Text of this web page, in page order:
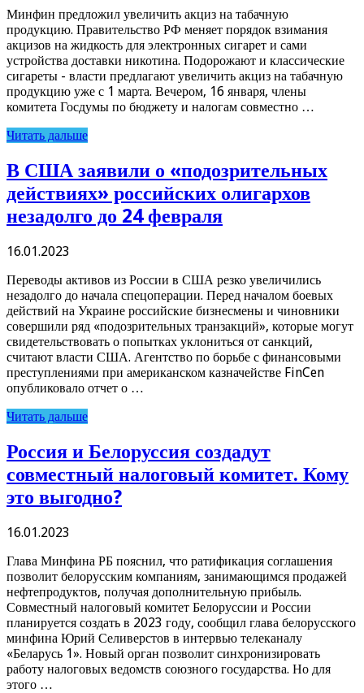
Минфин предложил увеличить акциз на табачную
продукцию. Правительство РФ меняет порядок взимания
акцизов на жидкость для электронных сигарет и сами
устройства доставки никотина. Подорожают и классические
сигареты - власти предлагают увеличить акциз на табачную
продукцию уже с 1 марта. Вечером, 16 января, члены
комитета Госдумы по бюджету и налогам совместно …
Читать дальше
В США заявили о «подозрительных
действиях» российских олигархов
незадолго до 24 февраля
16.01.2023
Переводы активов из России в США резко увеличились
незадолго до начала спецоперации. Перед началом боевых
действий на Украине российские бизнесмены и чиновники
совершили ряд «подозрительных транзакций», которые могут
свидетельствовать о попытках уклониться от санкций,
считают власти США. Агентство по борьбе с финансовыми
преступлениями при американском казначействе FinCen
опубликовало отчет о …
Читать дальше
Россия и Белоруссия создадут
совместный налоговый комитет. Кому
это выгодно?
16.01.2023
Глава Минфина РБ пояснил, что ратификация соглашения
позволит белорусским компаниям, занимающимся продажей
нефтепродуктов, получая дополнительную прибыль.
Совместный налоговый комитет Белоруссии и России
планируется создать в 2023 году, сообщил глава белорусского
минфина Юрий Селиверстов в интервью телеканалу
«Беларусь 1». Новый орган позволит синхронизировать
работу налоговых ведомств союзного государства. Но для
этого …